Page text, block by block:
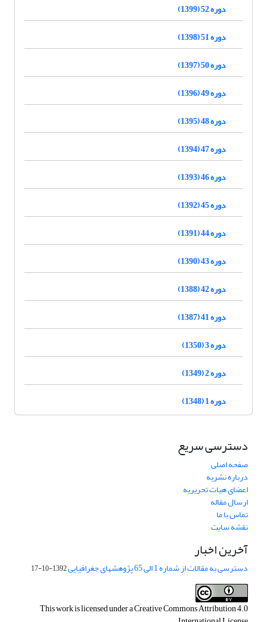
دوره 52 (1399)
دوره 51 (1398)
دوره 50 (1397)
دوره 49 (1396)
دوره 48 (1395)
دوره 47 (1394)
دوره 46 (1393)
دوره 45 (1392)
دوره 44 (1391)
دوره 43 (1390)
دوره 42 (1388)
دوره 41 (1387)
دوره 3 (1350)
دوره 2 (1349)
دوره 1 (1348)
دسترسی سریع
صفحه اصلی
درباره نشریه
اعضای هیات تحریریه
ارسال مقاله
تماس با ما
نقشه سایت
آخرین اخبار
دسترسی به مقالات از شماره 1 الی 65 پژوهشهای جغرافیایی 1392-10-17
This work is licensed under aCreative Commons Attribution 4.0